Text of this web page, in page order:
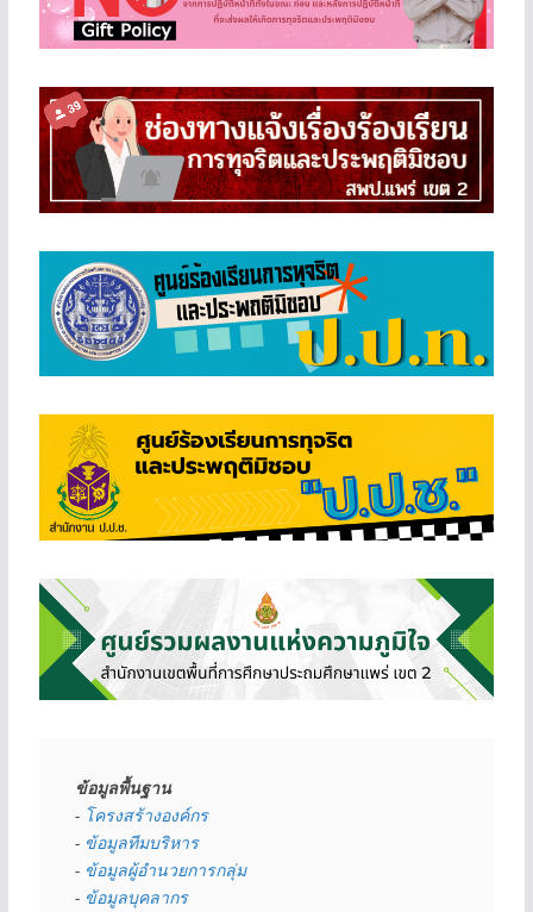
ข้อมูลพื้นฐาน
- โครงสร้างองค์กร
- ข้อมูลทีมบริหาร
- ข้อมูลผู้อำนวยการกลุ่ม
- ข้อมูลบุคลากร